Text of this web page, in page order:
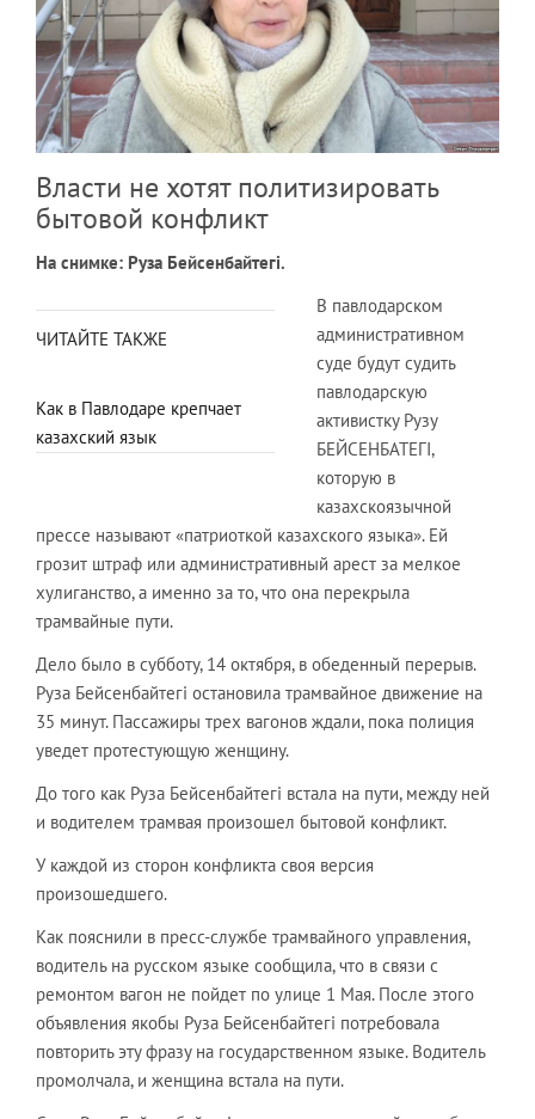
Власти не хотят политизировать
бытовой конфликт
На снимке: Руза Бейсенбайтегi.
ЧИТАЙТЕ ТАКЖЕ
Как в Павлодаре крепчает
казахский язык
В павлодарском
административном
суде будут судить
павлодарскую
активистку Рузу
БЕЙСЕНБАТЕГI,
которую в
казахскоязычной
прессе называют «патриоткой казахского языка». Ей
грозит штраф или административный арест за мелкое
хулиганство, а именно за то, что она перекрыла
трамвайные пути.
Дело было в субботу, 14 октября, в обеденный перерыв.
Руза Бейсенбайтегi остановила трамвайное движение на
35 минут. Пассажиры трех вагонов ждали, пока полиция
уведет протестующую женщину.
До того как Руза Бейсенбайтегi встала на пути, между ней
и водителем трамвая произошел бытовой конфликт.
У каждой из сторон конфликта своя версия
произошедшего.
Как пояснили в пресс-службе трамвайного управления,
водитель на русском языке сообщила, что в связи с
ремонтом вагон не пойдет по улице 1 Мая. После этого
объявления якобы Руза Бейсенбайтегi потребовала
повторить эту фразу на государственном языке. Водитель
промолчала, и женщина встала на пути.